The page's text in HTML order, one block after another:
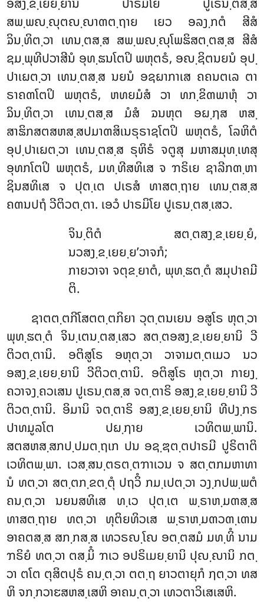
ສພ຺ພຎ຺ຎຸຕຎ຺ຎາຓຕ຺ຖາຍ ເຍວ ອລງ຺ກຕໍ ສີສໍ
ຉິນ຺ທິຕ຺ວາ ເທນ຺ຕສ຺ສ ສພ຺ພຎ຺ຎຸໂພຘິສຕ຺ຕສ຺ສ ສີສໍ
ຊມ຺ພຸທີປວາສີນໍ ອຸທ຺ຘນໂຕປິ ພຫຸຕຣໍ, ອຎ຺ຊິຕນຍນໍ ອຸປ຺
ປາເຏຕ຺ວາ ເທນ຺ຕສ຺ສ ນຍນໍ ອຊຏາກາເສ ຄຄນຕເລ ຕາ
ຣາຄຓໂຕປິ ພຫຸຕຣໍ, ຫທຍມໍສໍ ວາ ທກ຺ຂິຓພາຫຸໍ ວາ
ຉິນ຺ທິຕ຺ວາ ເທນ຺ຕສ຺ສ ມໍສໍ ຉນຫຸຕ ອຏ຺ຐສ ຫສ຺
ສາຘິກສຕສຫສ຺ສປມາຓສິເນຣຸຣາຊໂຕປິ ພຫຸຕຣໍ, ໂລຫິຕໍ
ອຸປ຺ປາເຏຕ຺ວາ ເທນ຺ຕສ຺ສ ຣຸຫິຣໍ ຈຕູສຸ ມຫາສມຸທ຺ເທສຸ
ອຸທກໂຕປິ ພຫຸຕຣໍ, ມທ຺ທີສທິເສ ຈ ຠຣິເຍ ຊາລີກຓ຺ຫາ
ຊິນສທິເສ ຈ ປຸຕ຺ເຕ ປເຣສໍ ທາສຕ຺ຖາຍ ເທນ຺ຕສ຺ສ
ຄຓນປຖໍ ວີຕິວຕ຺ຕາ. ເອວໍ ປາຣມິໂຍ ປູເຣນ຺ຕສ຺ເສວ.
ຈິນ຺ຕິຕໍ ສຕ຺ຕສງ຺ຂ຺ເຍຍ຺ຍໍ,
ນວສງ຺ຂ຺ເຍຍ຺ຍ’ວາຈກໍ;
ກາຍວາຈາ ຈຕຸຂ຺ຍາຕໍ, ພຸທ຺ຘຕ຺ຕໍ ສມຸປາຄມີ
ຕິ.
ຊາຕຕ຺ຕກີໂສຕຕ຺ຕກິຍາ ວຸຕ຺ຕນເຍນ ອສູໂຣ ຫຸຕ຺ວາ
ພຸທ຺ຘຕ຺ຕໍ ຈິນ຺ເຕນ຺ຕສ຺ເສວ ສຕ຺ຕອສງ຺ຂ຺ເຍຍ຺ຍານິ ວີ
ຕິວຕ຺ຕານິ. ອຕິສູໂຣ ອຫຸຕ຺ວາ ວາຈາມຕ຺ຕເມວ ນວ
ອສງ຺ຂ຺ເຍຍ຺ຍານິ ວີຕິວຕ຺ຕານິ. ອຕິສູໂຣ ຫຸຕ຺ວາ ກາຍງ຺
ຄວາຈງ຺ຄວເສນ ປູເຣນ຺ຕສ຺ສ ຈຕ຺ຕາຣິ ອສງ຺ຂ຺ເຍຍ຺ຍານິ ວີ
ຕິວຕ຺ຕານິ. ອິມານິ ຈຕ຺ຕາຣິ ອສງ຺ຂ຺ເຍຍ຺ຍານິ ທີປງ຺ກຣ
ປາທມູລໂຕ ປຏ຺ຐາຍ ເວທິຕພ຺ພານິ.
ສຕສຫສ຺ສກປ຺ປມຕ຺ຖເກ ປນ ອຊ຺ຌຕ຺ຕປາຣມີ ປູຣິຕາຕິ
ເວທິຕພ຺ພາ. ເວສ຺ສນ຺ຕຣຕ຺ຕຠາເວນ ຈ ສຕ຺ຕກມຫາທາ
ນໍ ທຕ຺ວາ ສຕ຺ຕກ຺ຂຕ຺ຕຸໍ ປຖວິໍ ກມ຺ເປຕ຺ວາ ວງ຺ກປພ຺ພຕໍ
ຄນ຺ຕ຺ວາ ນຍນສທິເສ ທ຺ເວ ປຸຕ຺ເຕ ພ຺ຣາຫ຺ມຓສ຺ສ
ທາສຕ຺ຖາຍ ທຕ຺ວາ ທຸຕິຍທິວເສ ພ຺ຣາຫ຺ມຓວຓ຺ເຓນ
ອາຄຕສ຺ສ ສກ຺ກສ຺ສ ເທວຣຎ຺ໂຎ ອຕ຺ຕສມໍ ມທ຺ທິໍ ນາມ
ຠຣິຍໍ ທຕ຺ວາ ຕສ຺ມິໍ ຠເວ ອປຣິເມຍ຺ຍານິ ປຸຎ຺ຎານິ ກຕ຺
ວາ ຕໂຕ ຕຸສິຕປຸຣໍ ຄນ຺ຕ຺ວາ ຕຕ຺ຖ ຍາວຕາຍຸກໍ ຐຕ຺ວາ ທສ
ຫິ ຈກ຺ກວາຬສຫສ຺ເສຫິ ອາຄນ຺ຕ຺ວາ ເທວຕາວິເສເສຫິ.